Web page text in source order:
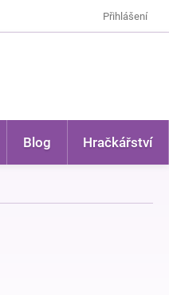
Přihlášení
Blog Hračkářství